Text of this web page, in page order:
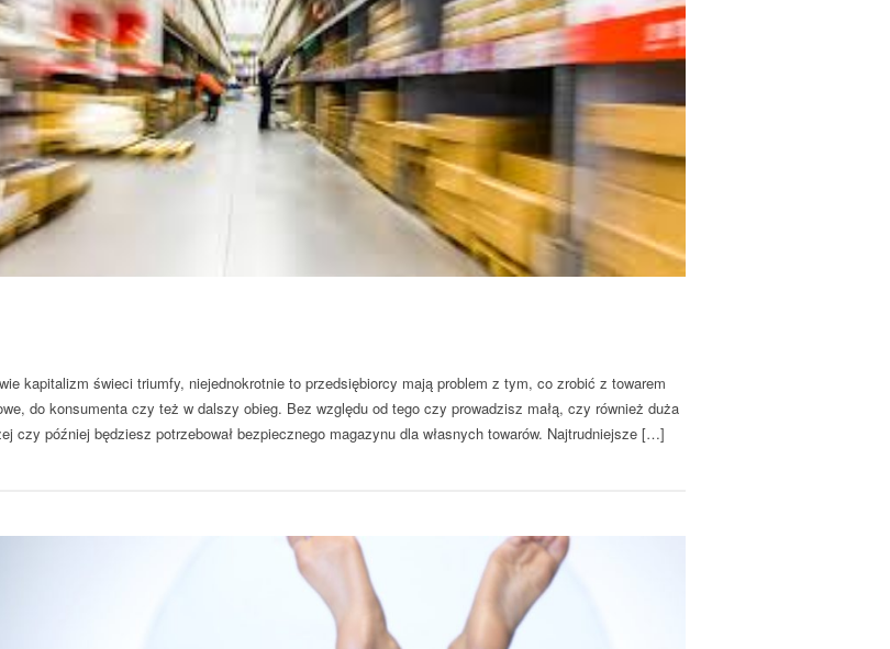
kapitalizm świeci triumfy, niejednokrotnie to przedsiębiorcy mają problem z tym, co zrobić z towarem
do konsumenta czy też w dalszy obieg. Bez względu od tego czy prowadzisz małą, czy również duża
czy później będziesz potrzebował bezpiecznego magazynu dla własnych towarów. Najtrudniejsze […]